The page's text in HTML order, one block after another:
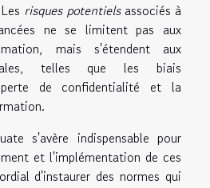
risques potentielsassociés à
ne se limitent pas aux
mais s'étendent aux
telles que les biais
de confidentialité et la
s'avère indispensable pour
et l'implémentation de ces
d'instaurer des normes qui